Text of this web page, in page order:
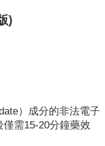
)
）成分的非法電子
需15-20分鐘藥效